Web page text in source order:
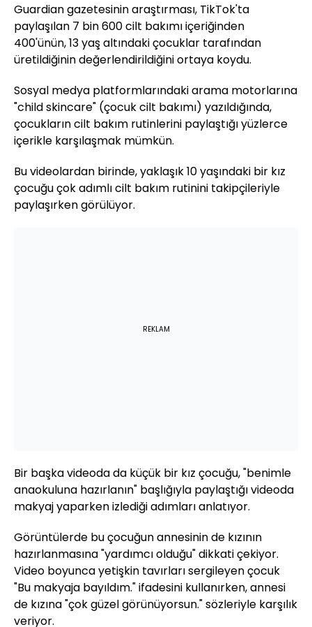
Guardian gazetesinin araştırması, TikTok'ta
paylaşılan 7 bin 600 cilt bakımı içeriğinden
400'ünün, 13 yaş altındaki çocuklar tarafından
üretildiğinin değerlendirildiğini ortaya koydu.
Sosyal medya platformlarındaki arama motorlarına
"child skincare" (çocuk cilt bakımı) yazıldığında,
çocukların cilt bakım rutinlerini paylaştığı yüzlerce
içerikle karşılaşmak mümkün.
Bu videolardan birinde, yaklaşık 10 yaşındaki bir kız
çocuğu çok adımlı cilt bakım rutinini takipçileriyle
paylaşırken görülüyor.
REKLAM
Bir başka videoda da küçük bir kız çocuğu, "benimle
anaokuluna hazırlanın" başlığıyla paylaştığı videoda
makyaj yaparken izlediği adımları anlatıyor.
Görüntülerde bu çocuğun annesinin de kızının
hazırlanmasına "yardımcı olduğu" dikkati çekiyor.
Video boyunca yetişkin tavırları sergileyen çocuk
"Bu makyaja bayıldım." ifadesini kullanırken, annesi
de kızına "çok güzel görünüyorsun." sözleriyle karşılık
veriyor.